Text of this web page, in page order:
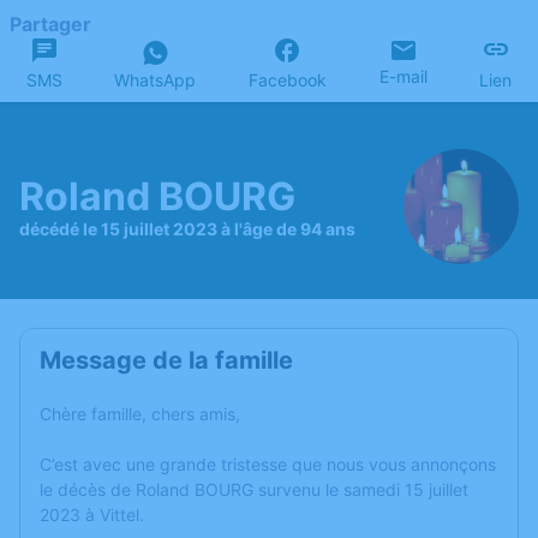
Partager
SMS WhatsApp Facebook E-mail Lien
Roland BOURG
décédé le 15 juillet 2023 à l'âge de 94 ans
Message de la famille
Chère famille, chers amis,
C’est avec une grande tristesse que nous vous annonçons
le décès de Roland BOURG survenu le samedi 15 juillet
2023 à Vittel.